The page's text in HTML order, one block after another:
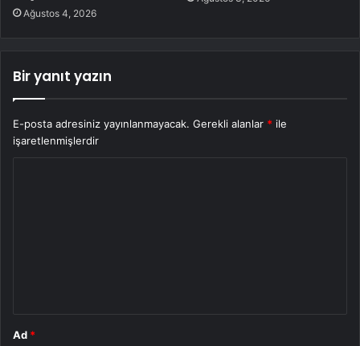
Ağustos 4, 2026
Bir yanıt yazın
E-posta adresiniz yayınlanmayacak. Gerekli alanlar * ile
işaretlenmişlerdir
Ad *